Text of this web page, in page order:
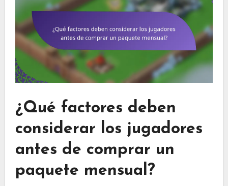
¿Qué factores deben
considerar los jugadores
antes de comprar un
paquete mensual?